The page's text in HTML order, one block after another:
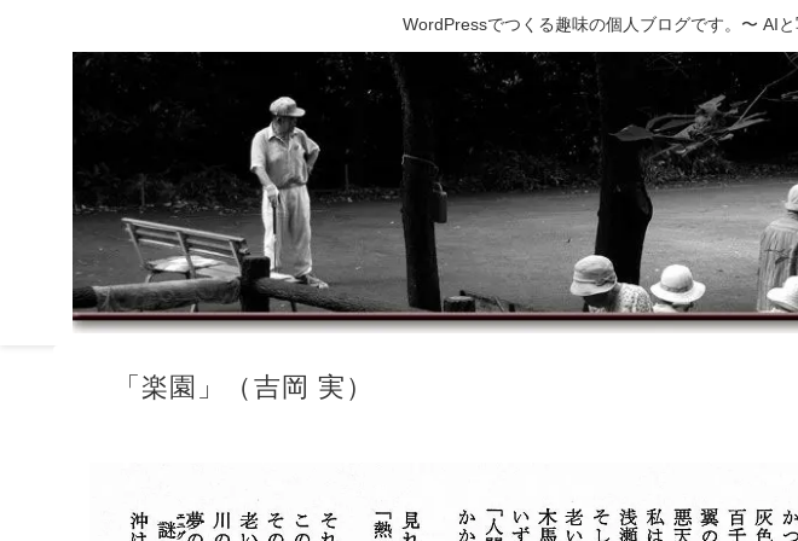
WordPressでつくる趣味の個人ブログです。〜 AI
「楽園」（吉岡 実）